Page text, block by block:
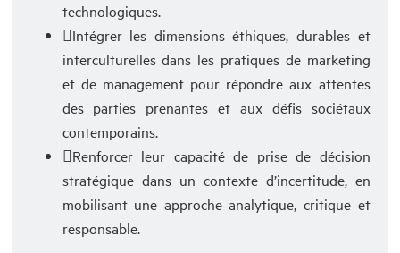
technologiques.
Intégrer les dimensions éthiques, durables et
interculturelles dans les pratiques de marketing
et de management pour répondre aux attentes
des parties prenantes et aux défis sociétaux
contemporains.
Renforcer leur capacité de prise de décision
stratégique dans un contexte d’incertitude, en
mobilisant une approche analytique, critique et
responsable.